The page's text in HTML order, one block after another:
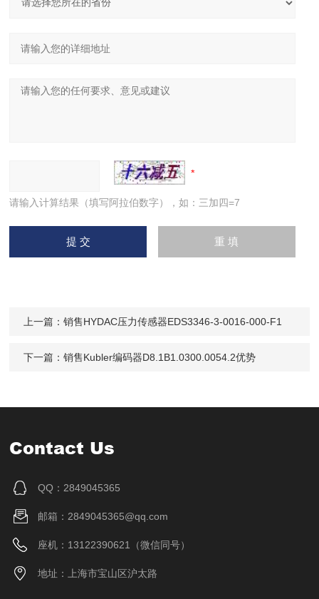
请输入计算结果（填写阿拉伯数字），如：三加四=7
上一篇：销售HYDAC压力传感器EDS3346-3-0016-000-F1
下一篇：销售Kubler编码器D8.1B1.0300.0054.2优势
Contact Us
QQ：2849045365
邮箱：2849045365@qq.com
座机：13122390621（微信同号）
地址：上海市宝山区沪太路